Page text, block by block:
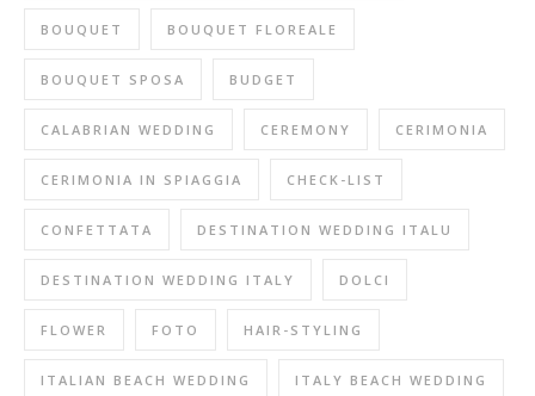
BOUQUET BOUQUET FLOREALE
BOUQUET SPOSA BUDGET
CALABRIAN WEDDING CEREMONY CERIMONIA
CERIMONIA IN SPIAGGIA CHECK-LIST
CONFETTATA DESTINATION WEDDING ITALU
DESTINATION WEDDING ITALY DOLCI
FLOWER FOTO HAIR-STYLING
ITALIAN BEACH WEDDING ITALY BEACH WEDDING